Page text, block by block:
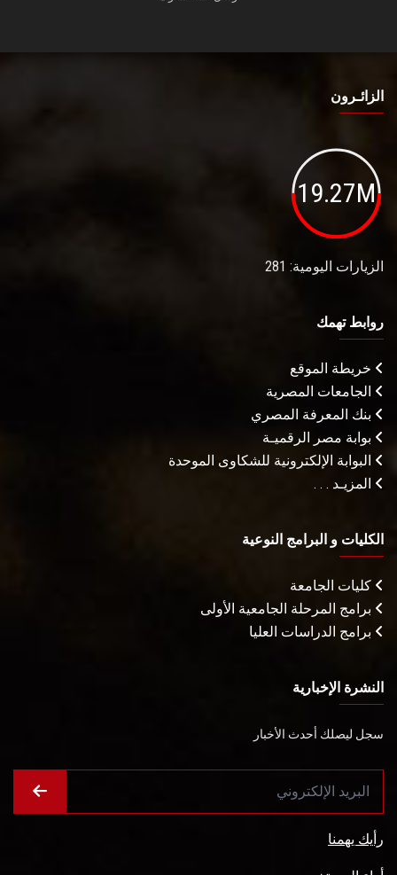
الزائـرون
19.27M
الزيارات اليومية: 281
روابط تهمك
خريطة الموقع
الجامعات المصرية
بنك المعرفة المصري
بوابة مصر الرقميـة
البوابة الإلكترونية للشكاوى الموحدة
المزيـد . . .
الكليات و البرامج النوعية
كليات الجامعة
برامج المرحلة الجامعية الأولى
برامج الدراسات العليا
النشرة الإخبارية
سجل ليصلك أحدث الأخبار
رأيك يهمنا